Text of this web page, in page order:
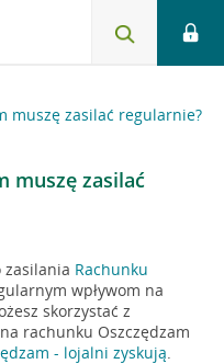
muszę zasilać regularnie?
muszę zasilać
zasilania Rachunku
wpływom na
skorzystać z
rachunku Oszczędzam
- lojalni zyskują.